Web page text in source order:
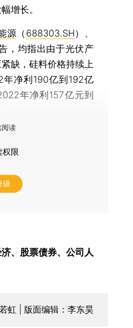
增长。
源 （ 688303.SH）、
，均指出由于光伏产
缺，硅料价格持续上
净利190亿到192亿
年净利157亿元到
阅读
权限
级
、股票债券、公司人
虹 | 版面编辑：李东昊